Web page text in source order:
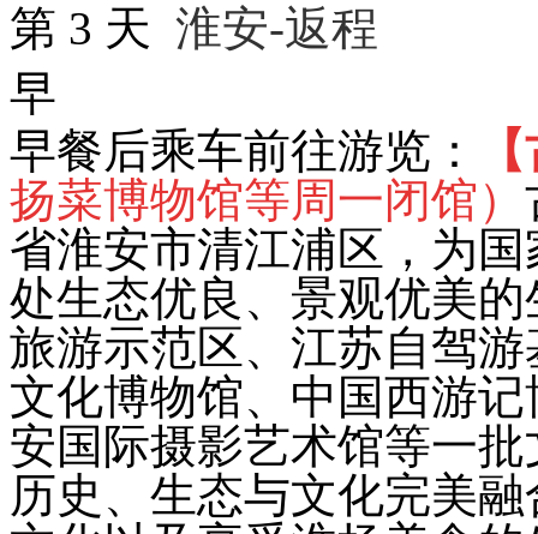
第 3 天 淮安-返程
早
早餐后乘车前往游览：
扬菜博物馆等周一闭馆）
省淮安市清江浦区，为
处生态优良、景观优美
旅游示范区、江苏自驾
文化博物馆、中国西游
安国际摄影艺术馆等一
历史、生态与文化完美